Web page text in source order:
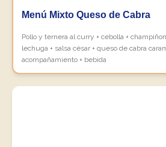
Menú Mixto Queso de Cabra
Pollo y ternera al curry + cebolla +
lechuga + salsa césar + queso de cabra
acompañamiento + bebida